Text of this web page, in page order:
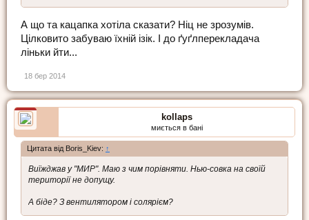
А що та кацапка хотіла сказати? Ніц не зрозумів.
Цілковито забуваю їхній ізік. І до ґуґлперекладача
ліньки йти...
18 бер 2014
kollaps
миється в бані
Цитата від Boris_Kiev: ↑
Виїжджав у "МИР". Маю з чим порівняти. Нью-совка на своїй
території не допущу.
А біде? З вентилятором і солярієм?